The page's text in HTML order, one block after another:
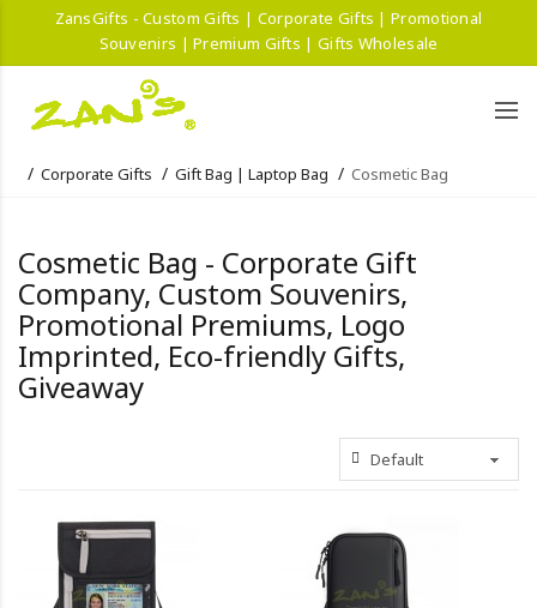
ZansGifts - Custom Gifts | Corporate Gifts | Promotional
Souvenirs | Premium Gifts | Gifts Wholesale
Corporate Gifts Gift Bag | Laptop Bag Cosmetic Bag
Cosmetic Bag - Corporate Gift
Company, Custom Souvenirs,
Promotional Premiums, Logo
Imprinted, Eco-friendly Gifts,
Giveaway